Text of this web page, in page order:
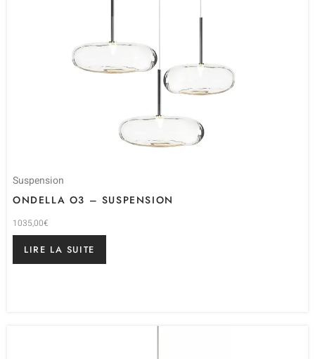
Suspension
ONDELLA O3 – SUSPENSION
1035,00€
LIRE LA SUITE